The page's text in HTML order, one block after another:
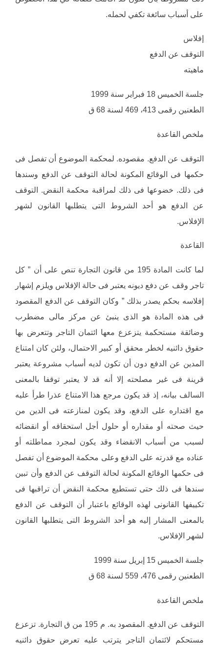
على أسباب سائغة تكفي لحمله.
إفلاس
التوقف عن الدفع
ماهيته
جلسة الخميس 18 فبراير سنة 1999
الطعنين رقمى 413، 469 لسنة 68 ق
ملخص القاعدة
التوقف عن الدفع. مقصوده. لمحكمة الموضوع أن تفصل فى
حكمها فى الوقائع المكونة لحالة التوقف عن الدفع وسندها
فى ذلك. خضوعها فى ذلك لمراقبة محكمة النقض. التوقف
عن الدفع هو أحد الشروط التى يتطلبها القانون لشهر
الإفلاس.
القاعدة
لما كانت المادة 195 من قانون التجارة تنص على أن ” كل
تاجر وقف عن دفع ديونه يعتبر فى حالة الإفلاس ويلزم إشهار
إفلاسه بحكم يصدر بذلك ” وكان التوقف عن الدفع المقصود
فى هذه المادة هو الذى ينبئ عن مركز مالى مضطرب
وضائقة مستحكمة يتزعزع معها ائتمان التاجر وتتعرض بها
حقوق دائنيه لخطر محقق أو كبير الاحتمال، ولئن كان امتناع
المدين عن الدفع دون أن تكون لديه أسباب مشروعة يعتبر
قرينة فى غير مصلحته إلا أنه قد لا يعتبر توقفا بالمعنى
السالف بيانه، إذ قد يكون مرجع هذا الامتناع عذرا طرأ عليه
مع اقتداره على الدفع، وقد يكون لمنازعته فى الدين من
حيث صحته أو مقداره أو حلول أجل استحقاقه أو انقضائه
لسبب من أسباب الانقضاء وقد يكون لمجرد مماطلته أو
عناده مع قدرته على الدفع وعلى محكمة الموضوع أن تفصل
فى حكمها الوقائع المكونة لحالة التوقف عن الدفع وأن تبين
سندها فى ذلك حتى تستطيع محكمة النقض أن تراقبها فى
تكييفها القانونى لهذه الوقائع باعتبار أن التوقف عن الدفع
بالمعنى المشار إليه هو أحد الشروط التى يتطلبها القانون
لشهر الإفلاس.
جلسة الخميس 15 إبريل سنة 1999
الطعنين رقمى 476، 559 لسنة 68 ق
ملخص القاعدة
التوقف عن الدفع. المقصود به. م 195 من ق التجارة. تزعزع
مستحكم لائتمان التاجر يترتب عليه تعرض حقوق دائنيه